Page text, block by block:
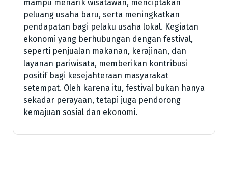
mampu menarik wisatawan, menciptakan
peluang usaha baru, serta meningkatkan
pendapatan bagi pelaku usaha lokal. Kegiatan
ekonomi yang berhubungan dengan festival,
seperti penjualan makanan, kerajinan, dan
layanan pariwisata, memberikan kontribusi
positif bagi kesejahteraan masyarakat
setempat. Oleh karena itu, festival bukan hanya
sekadar perayaan, tetapi juga pendorong
kemajuan sosial dan ekonomi.